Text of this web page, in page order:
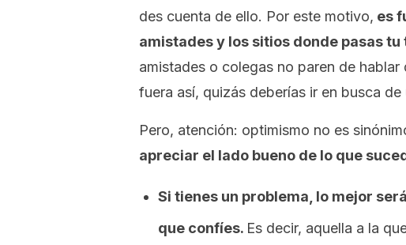
des cuenta de ello. Por este motivo, es
amistades y los sitios donde pasas tu
amistades o colegas no paren de
fuera así, quizás deberías ir en busca
Pero, atención: optimismo no es
apreciar el lado bueno de lo que
Si tienes un problema, lo mejor
que confíes. Es decir, aquella a la